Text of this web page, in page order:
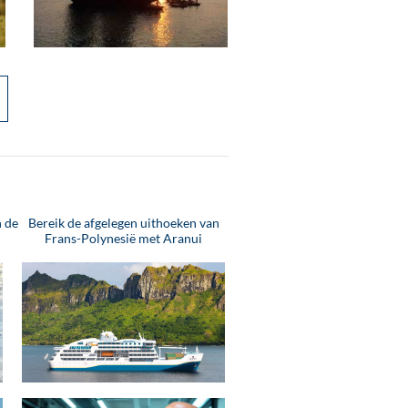
de
Bereik de afgelegen uithoeken van
Frans-Polynesië met Aranui